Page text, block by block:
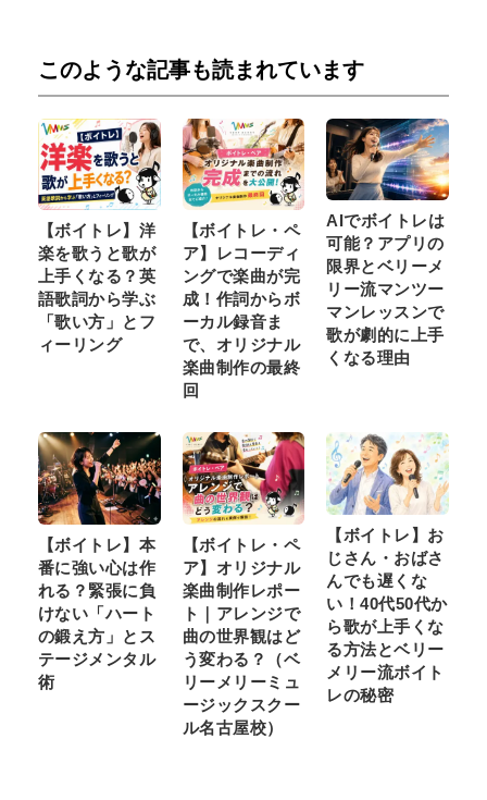
このような記事も読まれています
【ボイトレ】洋
楽を歌うと歌が
上手くなる？英
語歌詞から学ぶ
「歌い方」とフ
ィーリング
【ボイトレ・ペ
ア】レコーディ
ングで楽曲が完
成！作詞からボ
ーカル録音ま
で、オリジナル
楽曲制作の最終
回
AIでボイトレは
可能？アプリの
限界とベリーメ
リー流マンツー
マンレッスンで
歌が劇的に上手
くなる理由
【ボイトレ】本
番に強い心は作
れる？緊張に負
けない「ハート
の鍛え方」とス
テージメンタル
術
【ボイトレ・ペ
ア】オリジナル
楽曲制作レポー
ト｜アレンジで
曲の世界観はど
う変わる？（ベ
リーメリーミュ
ージックスクー
ル名古屋校）
【ボイトレ】お
じさん・おばさ
んでも遅くな
い！40代50代か
ら歌が上手くな
る方法とベリー
メリー流ボイト
レの秘密